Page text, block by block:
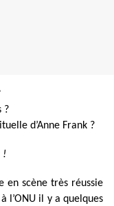
?
d’Anne Frank ?
!
en scène très réussie
l’ONU il y a quelques